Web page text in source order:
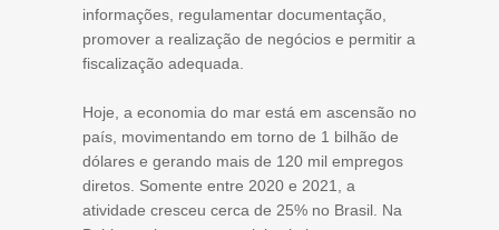
informações, regulamentar documentação,
promover a realização de negócios e permitir a
fiscalização adequada.
Hoje, a economia do mar está em ascensão no
país, movimentando em torno de 1 bilhão de
dólares e gerando mais de 120 mil empregos
diretos. Somente entre 2020 e 2021, a
atividade cresceu cerca de 25% no Brasil. Na